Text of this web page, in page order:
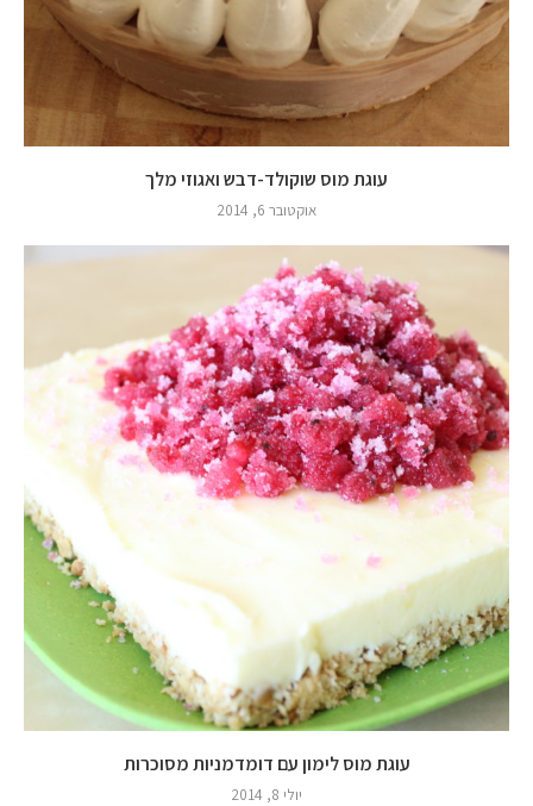
עוגת מוס שוקולד-דבש ואגוזי מלך
אוקטובר 6, 2014
עוגת מוס לימון עם דומדמניות מסוכרות
יולי 8, 2014